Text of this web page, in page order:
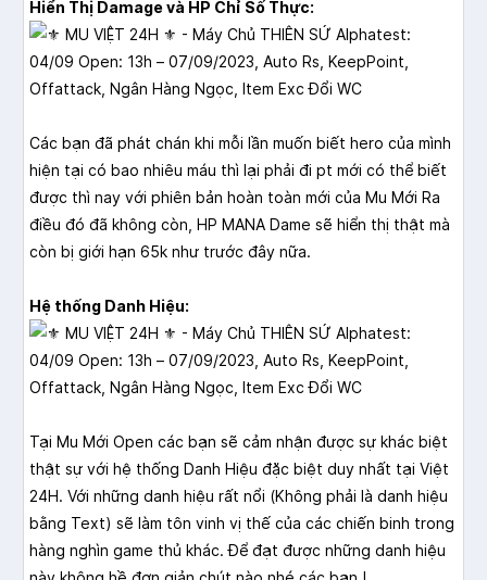
Hiển Thị Damage và HP Chỉ Số Thực:
Các bạn đã phát chán khi mỗi lần muốn biết hero của mình
hiện tại có bao nhiêu máu thì lại phải đi pt mới có thể biết
được thì nay với phiên bản hoàn toàn mới của Mu Mới Ra
điều đó đã không còn, HP MANA Dame sẽ hiển thị thật mà
còn bị giới hạn 65k như trước đây nữa.
Hệ thống Danh Hiệu:
Tại Mu Mới Open các bạn sẽ cảm nhận được sự khác biệt
thật sự với hệ thống Danh Hiệu đặc biệt duy nhất tại Việt
24H. Với những danh hiệu rất nổi (Không phải là danh hiệu
bằng Text) sẽ làm tôn vinh vị thế của các chiến binh trong
hàng nghìn game thủ khác. Để đạt được những danh hiệu